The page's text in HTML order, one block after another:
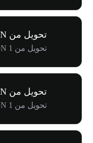
تحويل من COPXON إلى JPY
تحويل من 1 COPXON إلى 円13.60K
تحويل من COPXON إلى GBP
تحويل من 1 COPXON إلى £63.90